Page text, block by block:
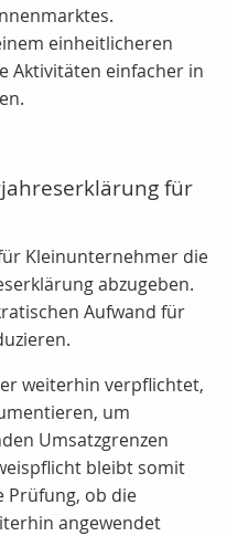
einheitlicheren
Aktivitäten einfacher in
für
Kleinunternehmer die
abzugeben.
Aufwand für
weiterhin verpflichtet,
um
Umsatzgrenzen
bleibt somit
Prüfung, ob die
angewendet